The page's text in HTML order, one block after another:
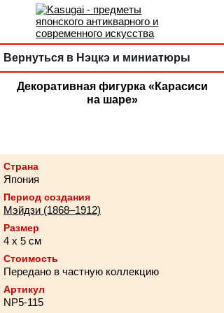
Вернуться в Нэцкэ и миниатюры
Декоративная фигурка «Карасиси
на шаре»
Страна
Япония
Период создания
Мэйдзи (1868–1912)
Размер
4 х 5 см
Стоимость
Передано в частную коллекцию
Артикул
NP5-115